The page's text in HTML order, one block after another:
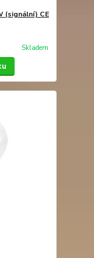
(signální) CE
Skladem